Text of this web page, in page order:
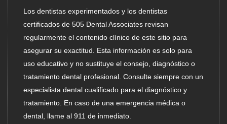
Los dentistas experimentados y los dentistas
certificados de 505 Dental Associates revisan
regularmente el contenido clínico de este sitio para
asegurar su exactitud. Esta información es solo para
uso educativo y no sustituye el consejo, diagnóstico o
tratamiento dental profesional. Consulte siempre con un
especialista dental cualificado para el diagnóstico y
tratamiento. En caso de una emergencia médica o
dental, llame al 911 de inmediato.